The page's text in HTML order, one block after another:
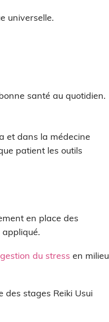
universelle.
santé au quotidien.
et dans la médecine
patient les outils
en place des
gestion du stress en milieu
des stages Reiki Usui